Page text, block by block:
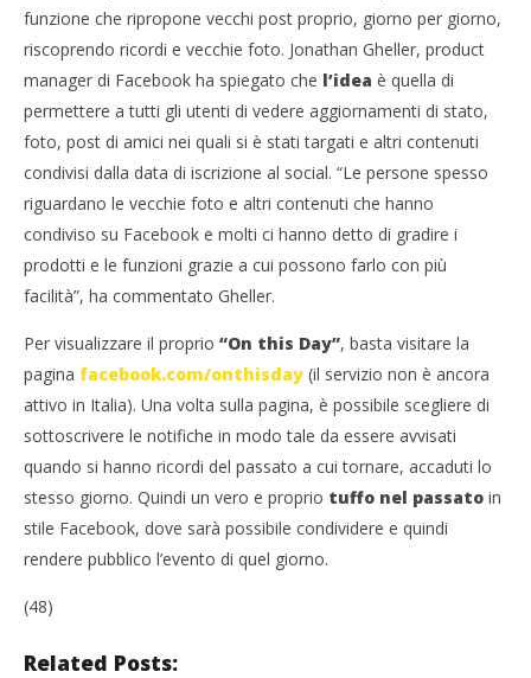
25/03/2015
funzione che ripropone vecchi post proprio, giorno per giorno,
riscoprendo ricordi e vecchie foto. Jonathan Gheller, product
manager di Facebook ha spiegato che l’idea è quella di
permettere a tutti gli utenti di vedere aggiornamenti di stato,
foto, post di amici nei quali si è stati targati e altri contenuti
condivisi dalla data di iscrizione al social. “Le persone spesso
riguardano le vecchie foto e altri contenuti che hanno
condiviso su Facebook e molti ci hanno detto di gradire i
prodotti e le funzioni grazie a cui possono farlo con più
facilità”, ha commentato Gheller.
Per visualizzare il proprio “On this Day”, basta visitare la
pagina facebook.com/onthisday (il servizio non è ancora
attivo in Italia). Una volta sulla pagina, è possibile scegliere di
sottoscrivere le notifiche in modo tale da essere avvisati
quando si hanno ricordi del passato a cui tornare, accaduti lo
stesso giorno. Quindi un vero e proprio tuffo nel passato in
stile Facebook, dove sarà possibile condividere e quindi
rendere pubblico l’evento di quel giorno.
(48)
Related Posts: